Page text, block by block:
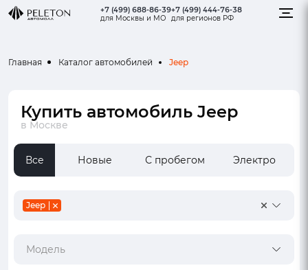
+7 (499) 688-86-39
для Москвы и МО
+7 (499) 444-76-38
для регионов РФ
Главная Каталог автомобилей Jeep
Купить автомобиль Jeep
в Москве
Все Новые С пробегом Электро
Jeep
Модель